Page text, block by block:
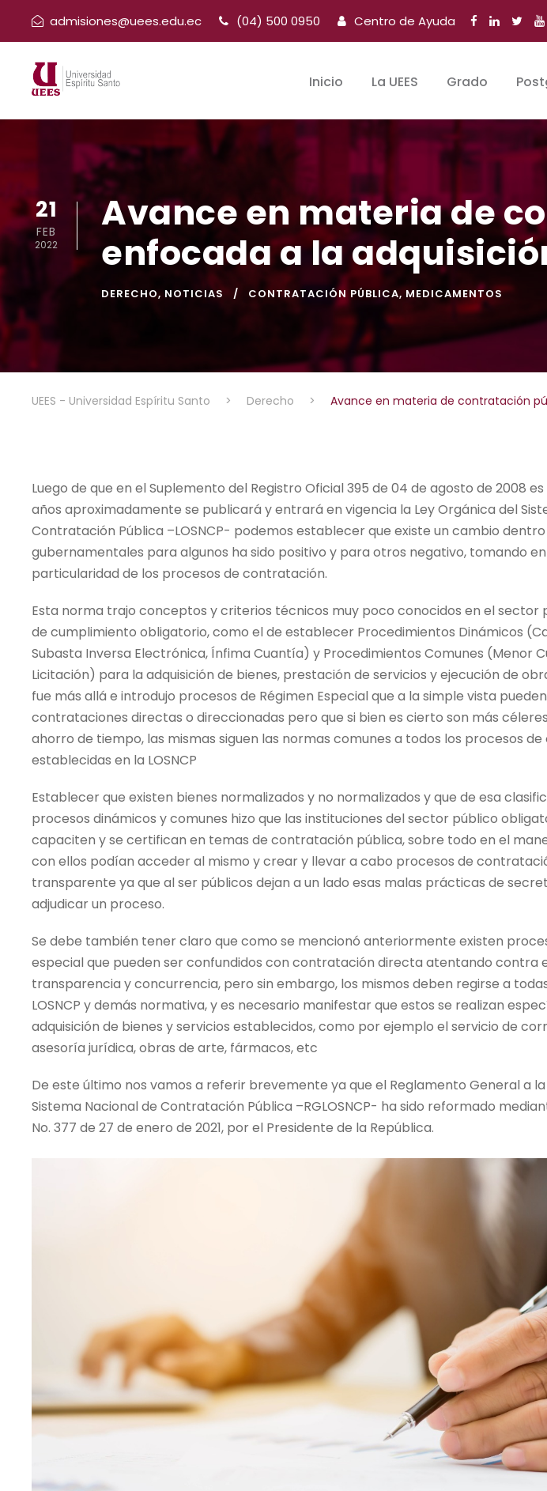
admisiones@uees.edu.ec (04) 500 0950 Centro de Ayuda
Inicio La UEES Grado
21
FEB
2022
Avance en materia de
enfocada a la
DERECHO, NOTICIAS CONTRATACIÓN PÚBLICA, MEDICAMENTOS
UEES - Universidad Espíritu Santo > Derecho > Avance en materia de contratación
Luego de que en el Suplemento del Registro Oficial 395 de 04 de agosto de 2008
años aproximadamente se publicará y entrará en vigencia la Ley Orgánica del
Contratación Pública –LOSNCP- podemos establecer que existe un cambio
gubernamentales para algunos ha sido positivo y para otros negativo, tomando
particularidad de los procesos de contratación.
Esta norma trajo conceptos y criterios técnicos muy poco conocidos en el sector
de cumplimiento obligatorio, como el de establecer Procedimientos Dinámicos
Subasta Inversa Electrónica, Ínfima Cuantía) y Procedimientos Comunes (Menor
Licitación) para la adquisición de bienes, prestación de servicios y ejecución de
fue más allá e introdujo procesos de Régimen Especial que a la simple vista
contrataciones directas o direccionadas pero que si bien es cierto son más
ahorro de tiempo, las mismas siguen las normas comunes a todos los procesos
establecidas en la LOSNCP
Establecer que existen bienes normalizados y no normalizados y que de esa
procesos dinámicos y comunes hizo que las instituciones del sector público
capaciten y se certifican en temas de contratación pública, sobre todo en el
con ellos podían acceder al mismo y crear y llevar a cabo procesos de
transparente ya que al ser públicos dejan a un lado esas malas prácticas de
adjudicar un proceso.
Se debe también tener claro que como se mencionó anteriormente existen
especial que pueden ser confundidos con contratación directa atentando contra
transparencia y concurrencia, pero sin embargo, los mismos deben regirse a
LOSNCP y demás normativa, y es necesario manifestar que estos se realizan
adquisición de bienes y servicios establecidos, como por ejemplo el servicio de
asesoría jurídica, obras de arte, fármacos, etc
De este último nos vamos a referir brevemente ya que el Reglamento General a
Sistema Nacional de Contratación Pública –RGLOSNCP- ha sido reformado
No. 377 de 27 de enero de 2021, por el Presidente de la República.